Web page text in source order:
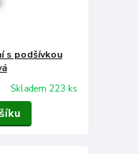
s podšívkou
Skladem 223 ks